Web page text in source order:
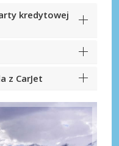
kredytowej
z CarJet